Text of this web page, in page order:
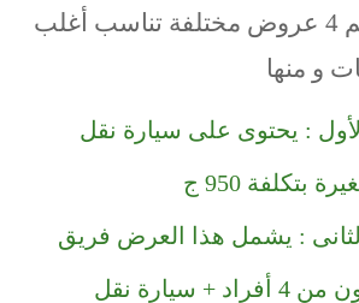
سوف نطرح لكم 4 عروض مختلفة تناسب أغلب
و منها
: يحتوى على سيارة نقل
950 ج
: يشمل هذا العرض فريق
عمل مكون من 4 أفراد + سيارة نقل